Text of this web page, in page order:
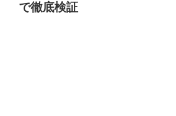
で徹底検証